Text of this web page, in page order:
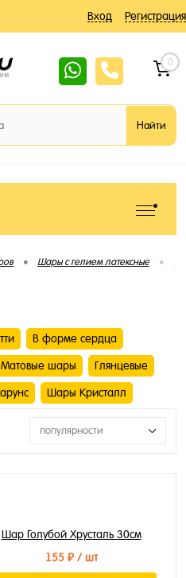
Вход Регистрация
0
• Шары с гелием латексные •
В форме сердца
Матовые шары Глянцевые
Шары Кристалл
популярности
Шар Голубой Хрусталь 30см
155 ₽/ шт